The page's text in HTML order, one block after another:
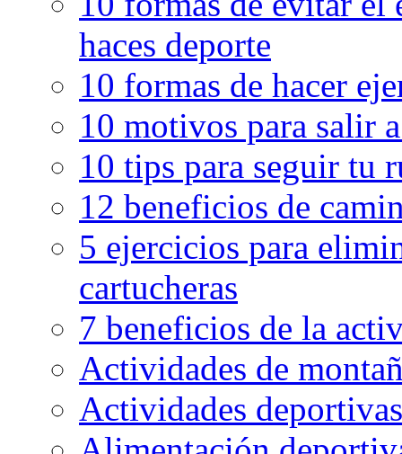
haces deporte
10 formas de hacer
10 motivos para salir
10 tips para seguir tu
12 beneficios de
5 ejercicios para
cartucheras
7 beneficios de la
Actividades de
Actividades